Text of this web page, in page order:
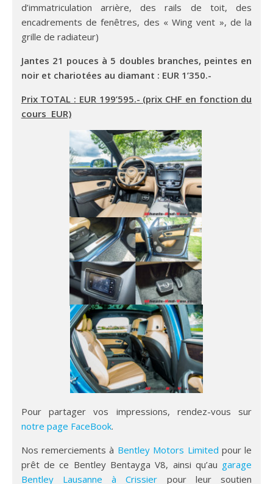
d’immatriculation arrière, des rails de toit, des
encadrements de fenêtres, des « Wing vent », de la
grille de radiateur)
Jantes 21 pouces à 5 doubles branches, peintes en
noir et chariotées au diamant : EUR 1’350.-
Prix TOTAL : EUR 199’595.- (prix CHF en fonction du
cours EUR)
Pour partager vos impressions, rendez-vous sur
notre page FaceBook.
Nos remerciements à Bentley Motors Limited pour le
prêt de ce Bentley Bentayga V8, ainsi qu’au garage
Bentley Lausanne à Crissier pour leur soutien